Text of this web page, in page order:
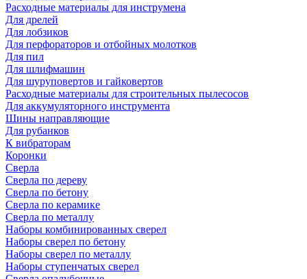
Расходные материалы для инструмена
Для дрелей
Для лобзиков
Для перфораторов и отбойных молотков
Для пил
Для шлифмашин
Для шуруповертов и гайковертов
Расходные материалы для строительных пылесосов
Для аккумуляторного инструмента
Шины направляющие
Для рубанков
К вибраторам
Коронки
Сверла
Сверла по дереву
Сверла по бетону
Сверла по керамике
Сверла по металлу
Наборы комбинированных сверел
Наборы сверел по бетону
Наборы сверел по металлу
Наборы ступенчатых сверел